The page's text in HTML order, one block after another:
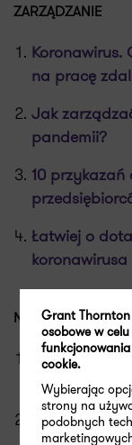
ZARZĄDZANIE
na pracę
Jak
pandemii?
10
Łatwiej o
koronawirusa
NARZĘDZIA
Badania
produkty
Badania w
Grant Thornton
osobowe w
cookie.
Wybierając
strony na
podobnych